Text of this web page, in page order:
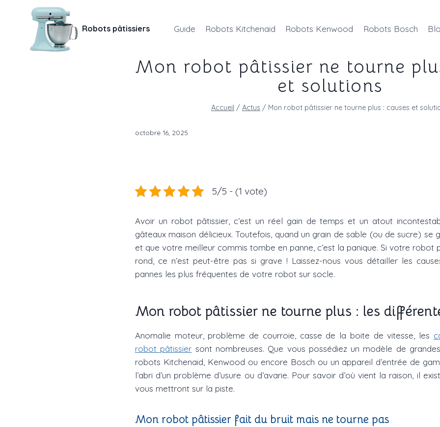
Robots pâtissiers Guide Robots Kitchenaid Robots Kenwood Robots Bosch
Mon robot pâtissier ne tourne
et solutions
Accueil / Actus / Mon robot pâtissier ne tourne plus : causes et
octobre 16, 2025
5/5 - (1 vote)
Avoir un robot pâtissier, c’est un réel gain de temps et un atout
gâteaux maison délicieux. Toutefois, quand un grain de sable (ou de sucre) se
et que votre meilleur commis tombe en panne, c’est la panique. Si votre robot
rond, ce n’est peut-être pas si grave ! Laissez-nous vous détailler les
pannes les plus fréquentes de votre robot sur socle.
Mon robot pâtissier ne tourne plus : les
Anomalie moteur, problème de courroie, casse de la boite de vitesse, les
robot pâtissier sont nombreuses. Que vous possédiez un modèle de
robots Kitchenaid, Kenwood ou encore Bosch ou un appareil d’entrée de
l’abri d’un problème d’usure ou d’avarie. Pour savoir d’où vient la raison, il
vous mettront sur la piste.
Mon robot pâtissier fait du bruit mais ne tourne pas